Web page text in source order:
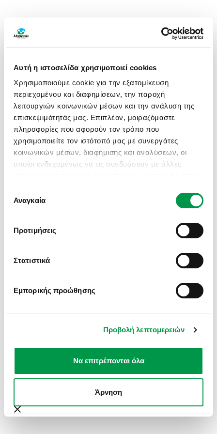
Αυτή η ιστοσελίδα χρησιμοποιεί cookies
Χρησιμοποιούμε cookie για την εξατομίκευση
περιεχομένου και διαφημίσεων, την παροχή
λειτουργιών κοινωνικών μέσων και την ανάλυση της
επισκεψιμότητάς μας. Επιπλέον, μοιραζόμαστε
πληροφορίες που αφορούν τον τρόπο που
χρησιμοποιείτε τον ιστότοπό μας με συνεργάτες
κοινωνικών μέσων, διαφήμισης και αναλύσεων, οι
οποίοι ενδεχομένως να τις συνδυάσουν με άλλες
χρήση των υπηρεσιών τους.
συγκατάθεσης
Αναγκαία
Προτιμήσεις
Στατιστικά
Εμπορικής προώθησης
Προβολή λεπτομερειών
Να επιτρέπονται όλα
Άρνηση
APPLICATION ERROR: A CLIENT-SIDE EXCEPTION HAS